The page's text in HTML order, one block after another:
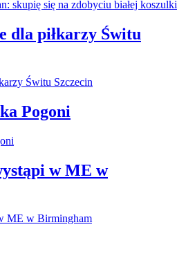
dla piłkarzy Świtu
Pogoni
w ME w